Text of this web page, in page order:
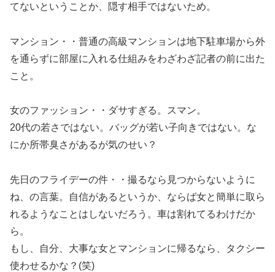
てないということか、隠す相手ではないため。
マンション・・普通の高級マンションは地下駐車場から外
を通らずに部屋に入れる仕組みをわざわざ記者の前に出た
こと。
女のファッション・・ダサすぎる。スマン。
20代の若さではない。バッグが若い子向きではない。な
にか所帯臭さがあるが気のせい？
先日のフライデーの件・・撮るなら見つからないように
ね、の言葉。自信があるというか、ならば女と簡単に取ら
れるようなことはしないだろう。車は割れてるわけだか
ら。
もし、自分、大事な女とマンションに帰るなら、タクシー
使わせるかな？(笑)